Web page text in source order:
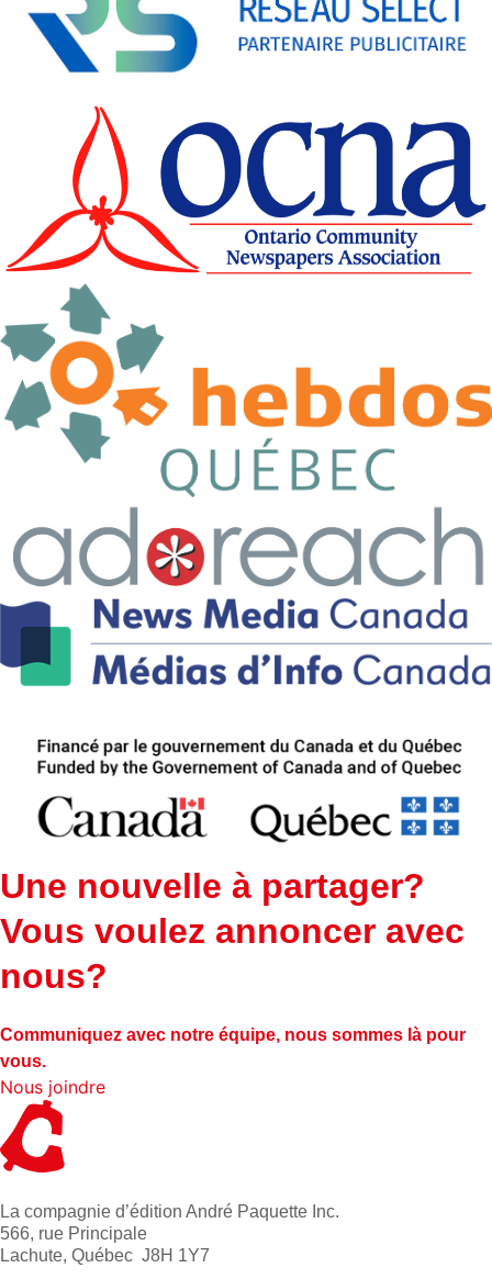
Une nouvelle à partager?
Vous voulez annoncer avec
nous?
Communiquez avec notre équipe, nous sommes là pour
vous.
Nous joindre
La compagnie d’édition André Paquette Inc.
566, rue Principale
Lachute, Québec J8H 1Y7